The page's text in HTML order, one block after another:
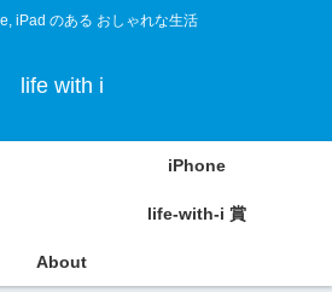
iPad のある おしゃれな生活
life with i
iPhone
life-with-i 賞
About